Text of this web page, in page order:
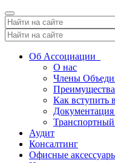
Toggle
navigation
Об Ассоциации
О нас
Члены
Преимущества
Как вступить
Аудит
Консалтинг
Офисные